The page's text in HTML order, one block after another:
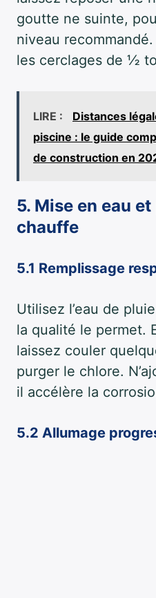
goutte ne suinte,
niveau
les cerclages de ½
LIRE :
Distances
piscine : le guide
de construction en
5. Mise en eau
chauffe
5.1 Remplissage
Utilisez l’eau de
la qualité le permet.
laissez couler
purger le chlore.
il accélère la
5.2 Allumage